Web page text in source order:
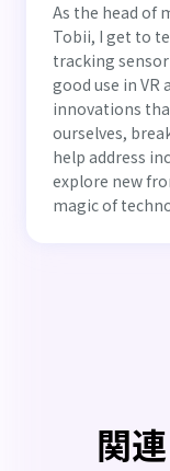
As the head of
Tobii, I get to
tracking
good use in VR
innovations
ourselves,
help address
explore new
magic of
関